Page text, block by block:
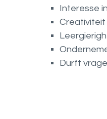
Interesse
Creativiteit
Durft